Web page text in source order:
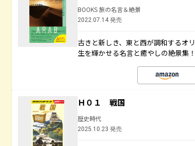
BOOKS 旅の名言＆絶景
2022.07.14 発売
古きと新しき、東と西が調和するオ
生を輝かせる名言と癒やしの絶景集！
Ｈ０１ 戦国
歴史時代
2025.10.23 発売